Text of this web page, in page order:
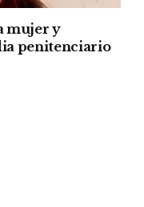
mujer y
penitenciario